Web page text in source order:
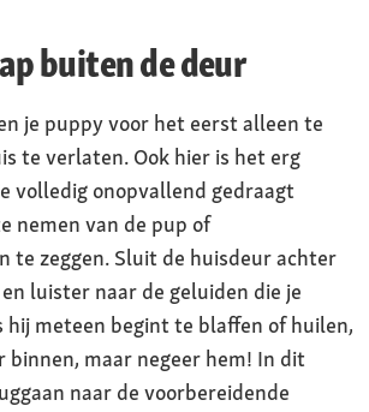
buiten de deur
je puppy voor het eerst alleen te
te verlaten. Ook hier is het erg
volledig onopvallend gedraagt
nemen van de pup of
te zeggen. Sluit de huisdeur achter
luister naar de geluiden die je
hij meteen begint te blaffen of huilen,
binnen, maar negeer hem! In dit
naar de voorbereidende